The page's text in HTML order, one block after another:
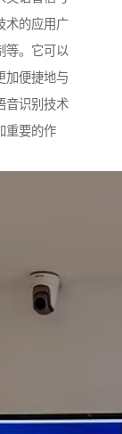
术的应用广
等。它可以
加便捷地与
音识别技术
重要的作